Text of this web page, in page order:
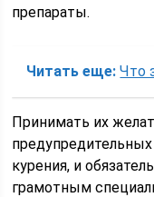
препараты.
Читать еще: Что
Принимать их
курения, и
грамотным